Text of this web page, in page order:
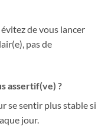
de vous lancer
pas de
assertif(ve) ?
se sentir plus stable si
jour.